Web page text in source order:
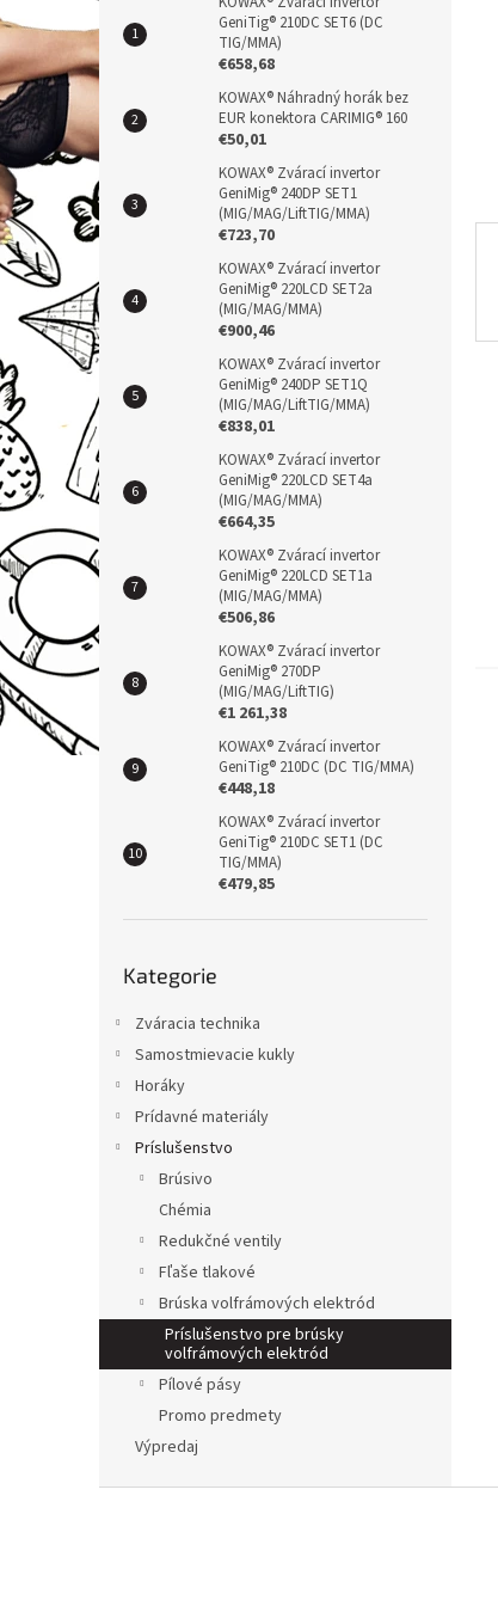
n
e
l
GeniTig® 210DC SET6 (DC
TIG/MMA)
€658,68
KOWAX® Náhradný horák bez
EUR konektora CARIMIG® 160
€50,01
KOWAX® Zvárací invertor
GeniMig® 240DP SET1
(MIG/MAG/LiftTIG/MMA)
€723,70
KOWAX® Zvárací invertor
GeniMig® 220LCD SET2a
(MIG/MAG/MMA)
€900,46
KOWAX® Zvárací invertor
GeniMig® 240DP SET1Q
(MIG/MAG/LiftTIG/MMA)
€838,01
KOWAX® Zvárací invertor
GeniMig® 220LCD SET4a
(MIG/MAG/MMA)
€664,35
KOWAX® Zvárací invertor
GeniMig® 220LCD SET1a
(MIG/MAG/MMA)
€506,86
KOWAX® Zvárací invertor
GeniMig® 270DP
(MIG/MAG/LiftTIG)
€1 261,38
KOWAX® Zvárací invertor
GeniTig® 210DC (DC TIG/MMA)
€448,18
KOWAX® Zvárací invertor
GeniTig® 210DC SET1 (DC
TIG/MMA)
€479,85
kategorie
Kategorie
Zváracia technika
Samostmievacie kukly
Horáky
Prídavné materiály
Príslušenstvo
Brúsivo
Chémia
Redukčné ventily
Fľaše tlakové
Brúska volfrámových elektród
Príslušenstvo pre brúsky
volfrámových elektród
Pílové pásy
Promo predmety
Výpredaj